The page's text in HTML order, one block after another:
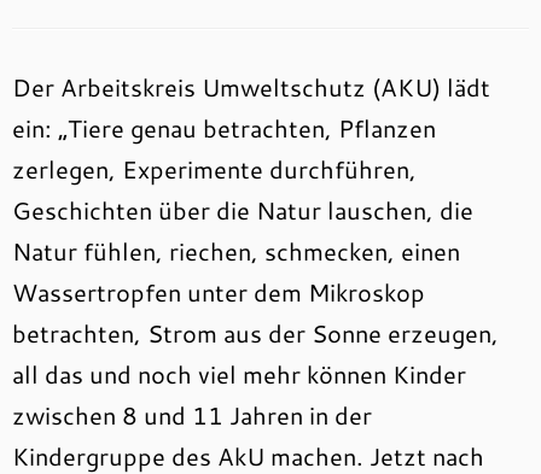
Der Arbeitskreis Umweltschutz (AKU) lädt
ein: „Tiere genau betrachten, Pflanzen
zerlegen, Experimente durchführen,
Geschichten über die Natur lauschen, die
Natur fühlen, riechen, schmecken, einen
Wassertropfen unter dem Mikroskop
betrachten, Strom aus der Sonne erzeugen,
all das und noch viel mehr können Kinder
zwischen 8 und 11 Jahren in der
Kindergruppe des AkU machen. Jetzt nach